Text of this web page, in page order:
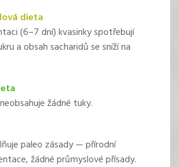
dieta
(6–7 dní) kvasinky spotřebují
a obsah sacharidů se sníží na
žádné tuky.
paleo zásady — přírodní
žádné průmyslové přísady.